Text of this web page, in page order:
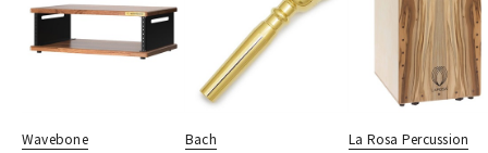
Wavebone
Bach
La Rosa Percussion